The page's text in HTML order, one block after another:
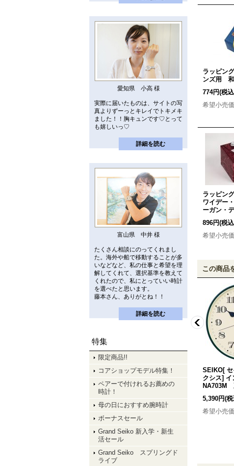
愛知県 小高 様
実際に届いたものは、サイトの写
真よりずーっとキレイでトキメキ
ました！！胸キュンです♡とって
も嬉しいっ♡
詳細を読む
富山県 中井 様
たくさん相談にのってくれまし
た。海外や船で移動することが多
いなどなど、私の仕事と希望を理
解してくれて、選択基準を教えて
くれたので、私にとっていい時計
を選べたと思います。
藤本さん、ありがとね！！
詳細を読む
特集
限定商品!!
コアショップモデル特集！
ペアーで付けれるお薦めの
時計！
母の日におすすめ腕時計
ボーナスセール
Grand Seiko 新入学・新生
活セール
Grand Seiko スプリングド
ライブ
ラッピン
ンズ用
774円(税
希望小売
ラッピン
ワイデー
ーガン・
896円(税
希望小売
この商品
SEIKO[ セイコー]クロック
目覚まし時計 アラーム音選
SEIKO[ セイコー] PYXIS[ピ
NA703N 正規品 [NA703N
希望小売価格
SEIKO[
クシス]
NA703M
5,390円(
希望小売